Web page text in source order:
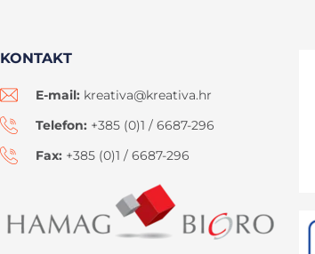
KONTAKT
E-mail: kreativa@kreativa.hr
Telefon: +385 (0)1 / 6687-296
Fax: +385 (0)1 / 6687-296